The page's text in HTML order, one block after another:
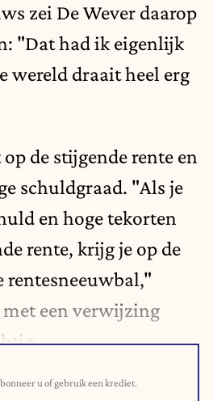
zei De Wever daarop
"Dat had ik eigenlijk
wereld draait heel erg
de stijgende rente en
schuldgraad. "Als je
en hoge tekorten
rente, krijg je op de
rentesneeuwbal,"
een verwijzing
u of gebruik een krediet.